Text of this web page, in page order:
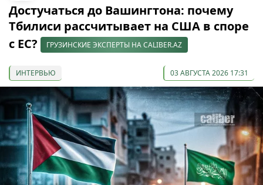
Достучаться до Вашингтона: почему
Тбилиси рассчитывает на США в споре
с ЕС?
ГРУЗИНСКИЕ ЭКСПЕРТЫ НА CALIBER.AZ
ИНТЕРВЬЮ 03 АВГУСТА 2026 17:31